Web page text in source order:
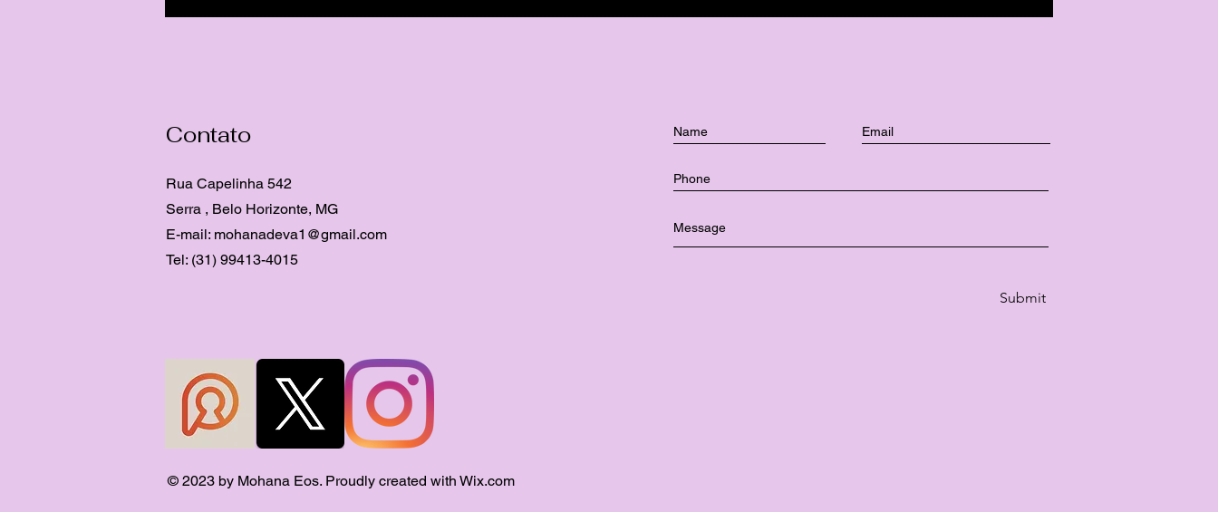
Contato
Rua Capelinha 542
Serra , Belo Horizonte, MG
E-mail: mohanadeva1@gmail.com
Tel: (31) 99413-4015
Submit
© 2023 by Mohana Eos. Proudly created with Wix.com